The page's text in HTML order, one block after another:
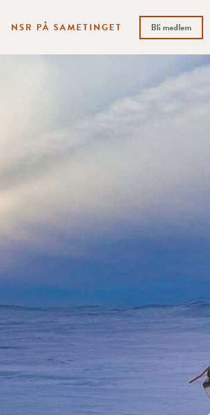
NSR PÅ SAMETINGET Bli medlem